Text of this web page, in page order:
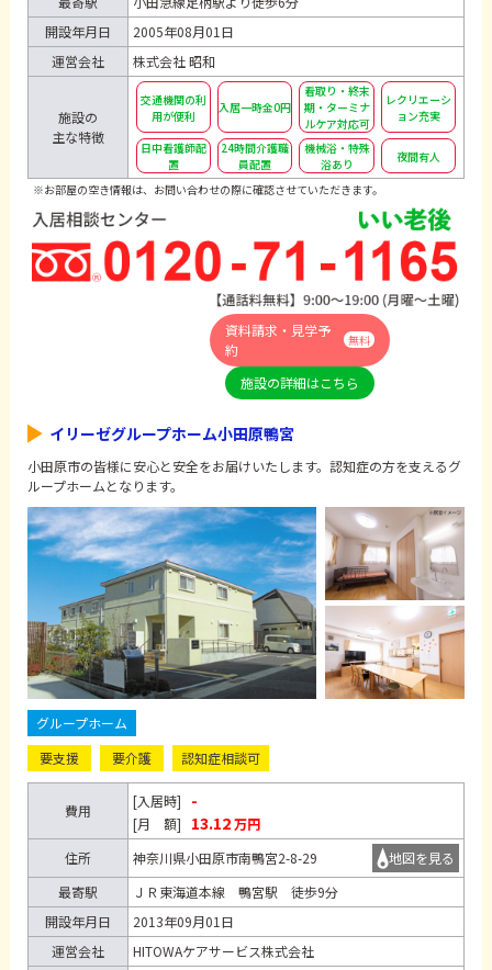
開設年月日
2005年08月01日
運営会社
株式会社 昭和
施設の
主な特徴
交通機関の利
用が便利
入居一時金0円
看取り・終末
期・ターミナ
ルケア対応可
レクリエーシ
ョン充実
日中看護師配
置
24時間介護職
員配置
機械浴・特殊
浴あり
夜間有人
※お部屋の空き情報は、お問い合わせの際に確認させていただきます。
資料請求・見学予
約
無料
施設の詳細はこちら
イリーゼグループホーム小田原鴨宮
小田原市の皆様に安心と安全をお届けいたします。認知症の方を支えるグ
ループホームとなります。
グループホーム
要支援
要介護 認知症相談可
費用
[入居時] -
[月 額] 13.12万円
住所
神奈川県小田原市南鴨宮2-8-29
地図を見る
最寄駅
ＪＲ東海道本線 鴨宮駅 徒歩9分
開設年月日
2013年09月01日
運営会社
HITOWAケアサービス株式会社